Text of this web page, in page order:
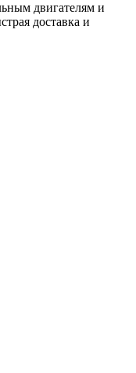
двигателям и
доставка и